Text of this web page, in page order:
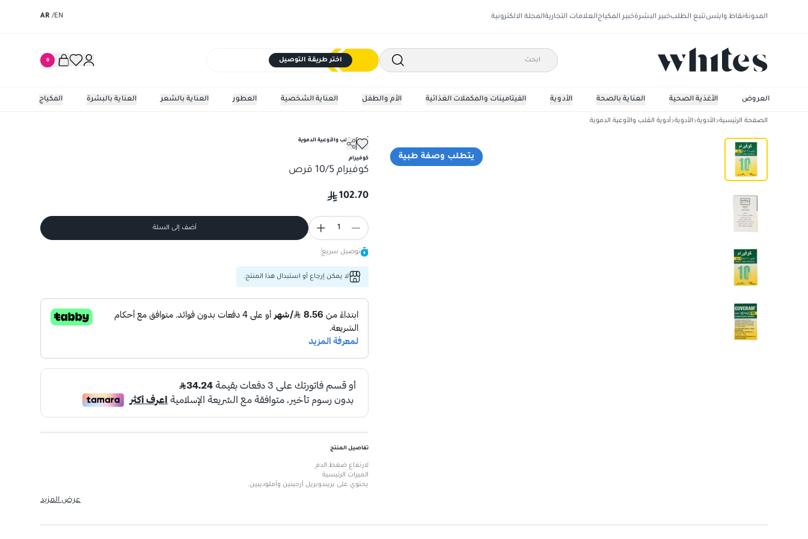
المدونةنقاط وايتستتبع الطلبخبير البشرةخبير المكياجالعلامات التجاريةالمجلة الالكترونية EN
/
AR
اختر طريقة التوصيل 0
المكياج العناية بالبشرة العناية بالشعر العطور العناية الشخصية الأم والطفل الفيتامينات والمكملات الغذائية الأدوية العناية بالصحة الأغذية الصحية العروض
الصفحة الرئيسية الأدوية الأدوية أدوية القلب والأوعية الدموية
يتطلب وصفة طبية
كوفيرام 10/5 قرص
أدوية القلب والأوعية الدموية
كوفيرام
كوفيرام 10/5 قرص
102.70
1 أضف إلى السلة
توصيل سريع
لا يمكن إرجاع أو استبدال هذا المنتج.
تفاصيل المنتج
لارتفاع ضغط الدم
الميزات الرئيسية
يحتوي على بريندوبريل أرجينين وأملوديبين.
متوفر في عبوة تحتوي على 30 قرصًا.
عرض المزيد